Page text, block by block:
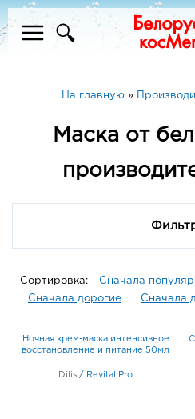
На главную»
Маска от
Сортировка: Сначала
Сначала дорогие
Сначала
Ночная крем-маска интенсивное
восстановление и питание 50мл
Dilis / Revital Pro